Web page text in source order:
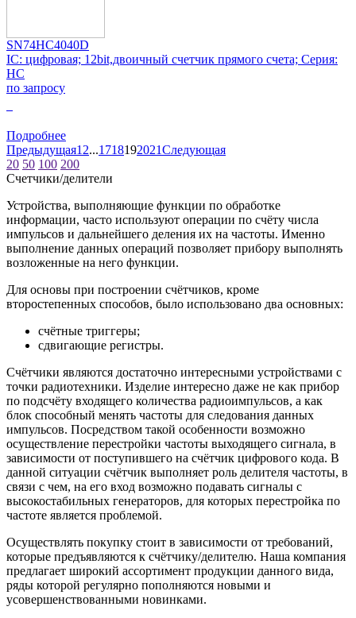
SN74HC4040D
IC: цифровая; 12bit,двоичный счетчик прямого счета; Серия:
HC
по запросу
Подробнее
Предыдущая1 2...1718192021Следующая
20 50 100 200
Счетчики/делители
Устройства, выполняющие функции по обработке
информации, часто используют операции по счёту числа
импульсов и дальнейшего деления их на частоты. Именно
выполнение данных операций позволяет прибору выполнять
возложенные на него функции.
Для основы при построении счётчиков, кроме
второстепенных способов, было использовано два основных:
счётные триггеры;
сдвигающие регистры.
Счётчики являются достаточно интересными устройствами с
точки радиотехники. Изделие интересно даже не как прибор
по подсчёту входящего количества радиоимпульсов, а как
блок способный менять частоты для следования данных
импульсов. Посредством такой особенности возможно
осуществление перестройки частоты выходящего сигнала, в
зависимости от поступившего на счётчик цифрового кода. В
данной ситуации счётчик выполняет роль делителя частоты, в
связи с чем, на его вход возможно подавать сигналы с
высокостабильных генераторов, для которых перестройка по
частоте является проблемой.
Осуществлять покупку стоит в зависимости от требований,
которые предъявляются к счётчику/делителю. Наша компания
предлагает широкий ассортимент продукции данного вида,
ряды которой регулярно пополняются новыми и
усовершенствованными новинками.